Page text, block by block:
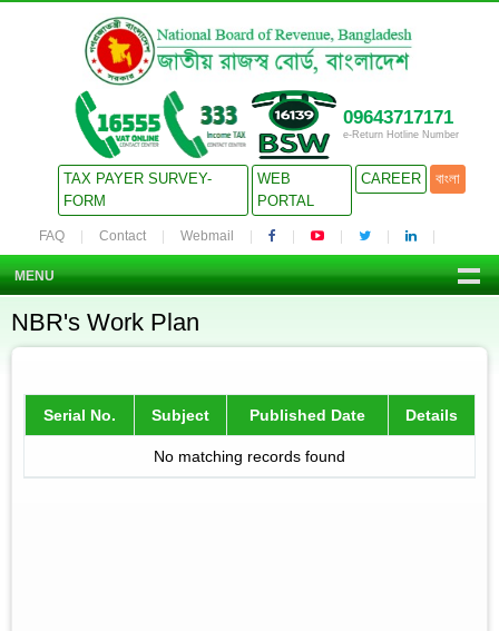
09643717171
e-Return Hotline Number
TAX PAYER SURVEY-
FORM
WEB
PORTAL
CAREER বাংলা
FAQ Contact Webmail
MENU
NBR's Work Plan
Serial No. Subject Published Date Details
No matching records found